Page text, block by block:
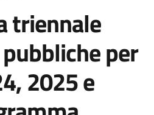
triennale
per
2025 e